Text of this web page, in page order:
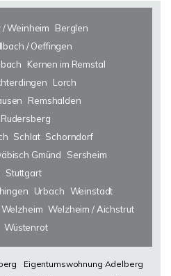
/ Weinheim
Berglen
/ Oeffingen
Kernen im Remstal
Lorch
Remshalden
Rudersberg
Schlat Schorndorf
Gmünd
Sersheim
Stuttgart
Urbach Weinstadt
Welzheim Welzheim / Aichstrut
Wüstenrot
Eigentumswohnung Adelberg